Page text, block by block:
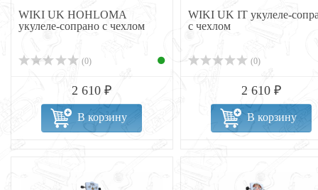
WIKI UK HOHLOMA
укулеле-сопрано с чехлом
(0)
2 610 ₽
В корзину
WIKI UK IT укулеле-
с чехлом
(0)
2 610 ₽
В корзину